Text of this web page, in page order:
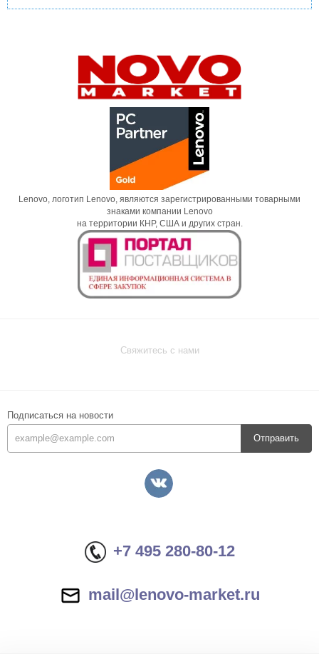
Lenovo, логотип Lenovo, являются зарегистрированными товарными
знаками компании Lenovo
на территории КНР, США и других стран.
Свяжитесь с нами
Подписаться на новости
Отправить
+7 495 280-80-12
mail@lenovo-market.ru